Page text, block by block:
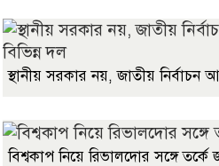
স্থানীয় সরকার নয়, জাতীয় নির্বাচন
বিশ্বকাপ নিয়ে রিভালদোর সঙ্গে